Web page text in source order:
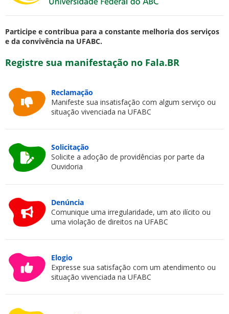
Participe e contribua para a constante melhoria dos serviços
e da convivência na UFABC.
Registre sua manifestação no Fala.BR
Reclamação
Manifeste sua insatisfação com algum serviço ou
situação vivenciada na UFABC
Solicitação
Solicite a adoção de providências por parte da
Ouvidoria
Denúncia
Comunique uma irregularidade, um ato ilícito ou
uma violação de direitos na UFABC
Elogio
Expresse sua satisfação com um atendimento ou
situação vivenciada na UFABC